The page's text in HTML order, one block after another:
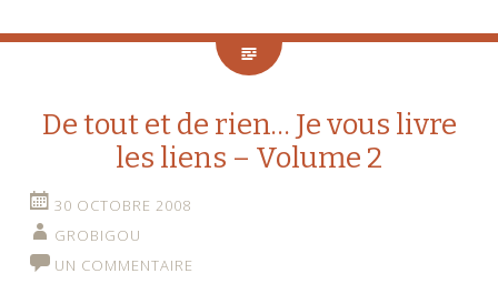
De tout et de rien… Je vous livre
les liens – Volume 2
30 OCTOBRE 2008
GROBIGOU
UN COMMENTAIRE